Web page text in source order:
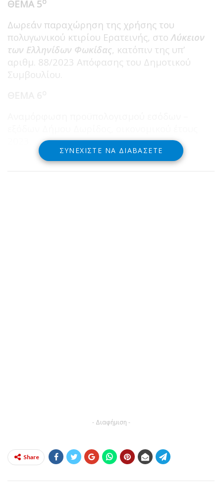
ΘΕΜΑ 5
Δωρεάν παραχώρηση της χρήσης του
πολυγωνικού κτιρίου Ερατεινής, στο Λύκειον
των Ελληνίδων Φωκίδας, κατόπιν της υπ’
αριθμ. 88/2023 Απόφασης του Δημοτικού
Συμβουλίου.
ΣΥΝΕΧΊΣΤΕ ΝΑ ΔΙΑΒΆΣΕΤΕ
- Διαφήμιση -
Share